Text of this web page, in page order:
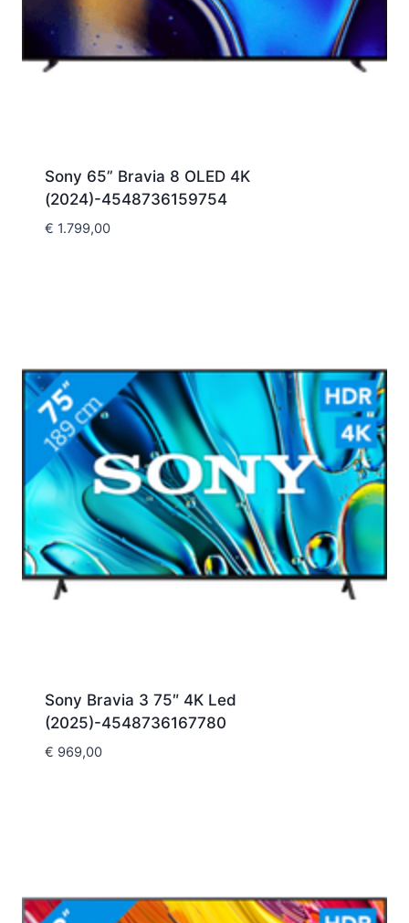
Sony 65” Bravia 8 OLED 4K
(2024)-4548736159754
€ 1.799,00
Sony Bravia 3 75″ 4K Led
(2025)-4548736167780
€ 969,00